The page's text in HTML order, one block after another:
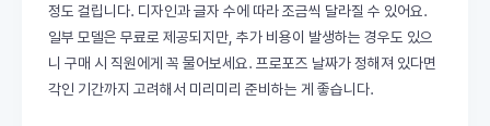
정도 걸립니다. 디자인과 글자 수에 따라 조금씩 달라질 수 있어요.
일부 모델은 무료로 제공되지만, 추가 비용이 발생하는 경우도 있으
니 구매 시 직원에게 꼭 물어보세요. 프로포즈 날짜가 정해져 있다면
각인 기간까지 고려해서 미리미리 준비하는 게 좋습니다.